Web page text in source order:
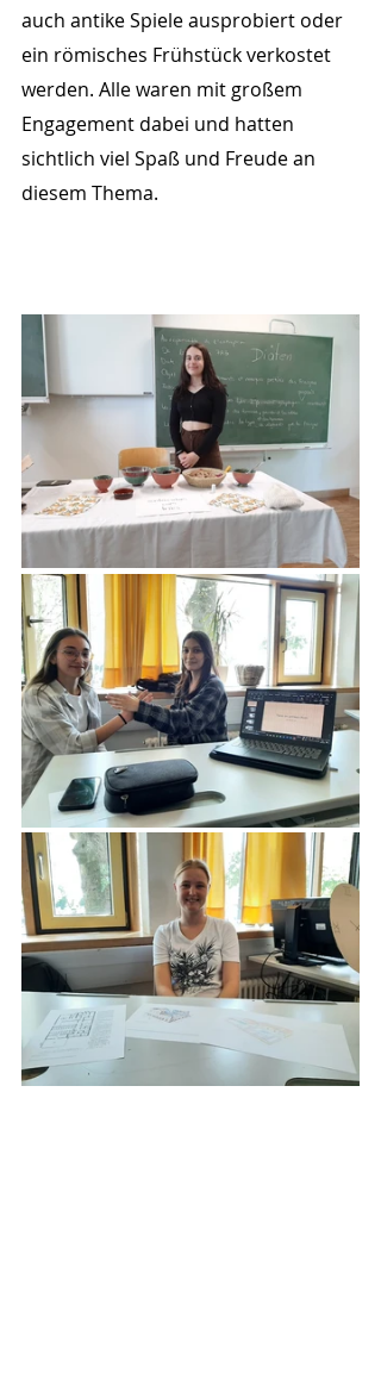
auch antike Spiele ausprobiert oder
ein römisches Frühstück verkostet
werden. Alle waren mit großem
Engagement dabei und hatten
sichtlich viel Spaß und Freude an
diesem Thema.